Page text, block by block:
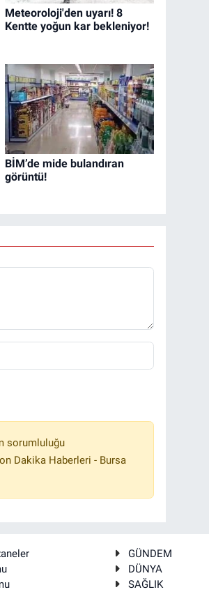
Meteoroloji'den uyarı! 8
Kentte yoğun kar bekleniyor!
BİM’de mide bulandıran
görüntü!
sorumluluğu
Dakika Haberleri - Bursa
GÜNDEM
DÜNYA
SAĞLIK